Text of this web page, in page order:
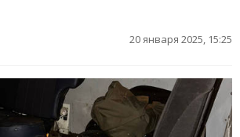
20 января 2025, 15:25